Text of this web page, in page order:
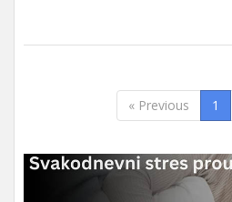
« Previous 1